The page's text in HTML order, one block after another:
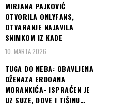
MIRJANA PAJKOVIĆ
OTVORILA ONLYFANS,
OTVARANJE NAJAVILA
SNIMKOM IZ KADE
10. MARTA 2026
TUGA DO NEBA: OBAVLJENA
DŽENAZA ERDOANA
MORANKIĆA- ISPRAĆEN JE
UZ SUZE, DOVE I TIŠINU…